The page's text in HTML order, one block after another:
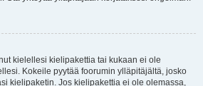
kielellesi kielipakettia tai kukaan ei ole
Kokeile pyytää foorumin ylläpitäjältä, josko
kielipaketin. Jos kielipakettia ei ole olemassa,